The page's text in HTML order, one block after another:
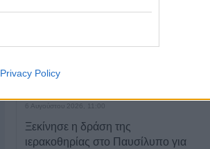
Privacy Policy
Τυρνάβου
απόπειρα απάτης εις βάρος
6 Αυγούστου 2026, 11:00
Ξεκίνησε η δράση της
ιερακοθηρίας στο Παυσίλυπο για